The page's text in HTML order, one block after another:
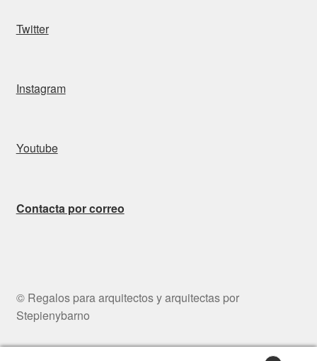
Twitter
Instagram
Youtube
Contacta por correo
© Regalos para arquitectos y arquitectas por
Stepienybarno